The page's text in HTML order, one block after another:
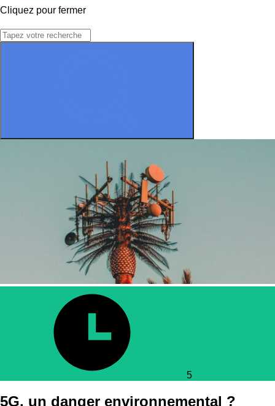
Cliquez pour fermer
5
5G, un danger environnemental ?